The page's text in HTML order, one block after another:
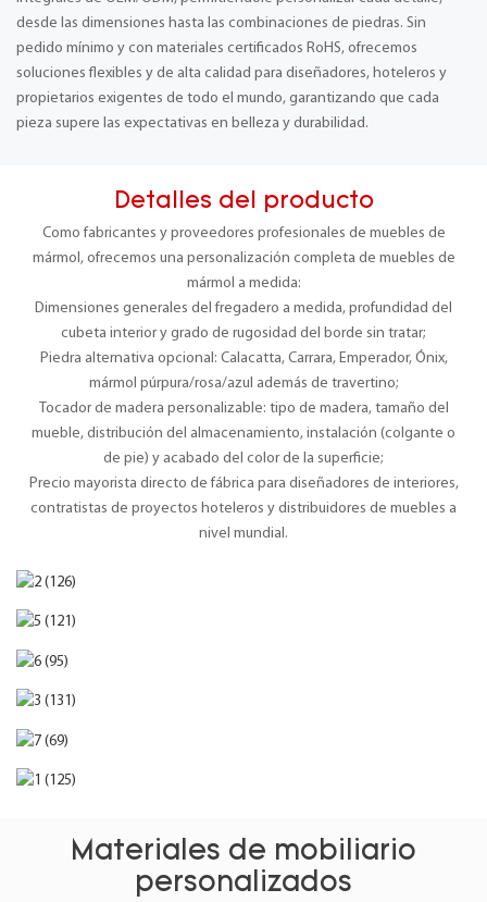
desde las dimensiones hasta las combinaciones de piedras. Sin
pedido mínimo y con materiales certificados RoHS, ofrecemos
soluciones flexibles y de alta calidad para diseñadores, hoteleros y
propietarios exigentes de todo el mundo, garantizando que cada
pieza supere las expectativas en belleza y durabilidad.
Detalles del producto
Como fabricantes y proveedores profesionales de muebles de
mármol, ofrecemos una personalización completa de muebles de
mármol a medida:
Dimensiones generales del fregadero a medida, profundidad del
cubeta interior y grado de rugosidad del borde sin tratar;
Piedra alternativa opcional: Calacatta, Carrara, Emperador, Ónix,
mármol púrpura/rosa/azul además de travertino;
Tocador de madera personalizable: tipo de madera, tamaño del
mueble, distribución del almacenamiento, instalación (colgante o
de pie) y acabado del color de la superficie;
Precio mayorista directo de fábrica para diseñadores de interiores,
contratistas de proyectos hoteleros y distribuidores de muebles a
nivel mundial.
Materiales de mobiliario
personalizados